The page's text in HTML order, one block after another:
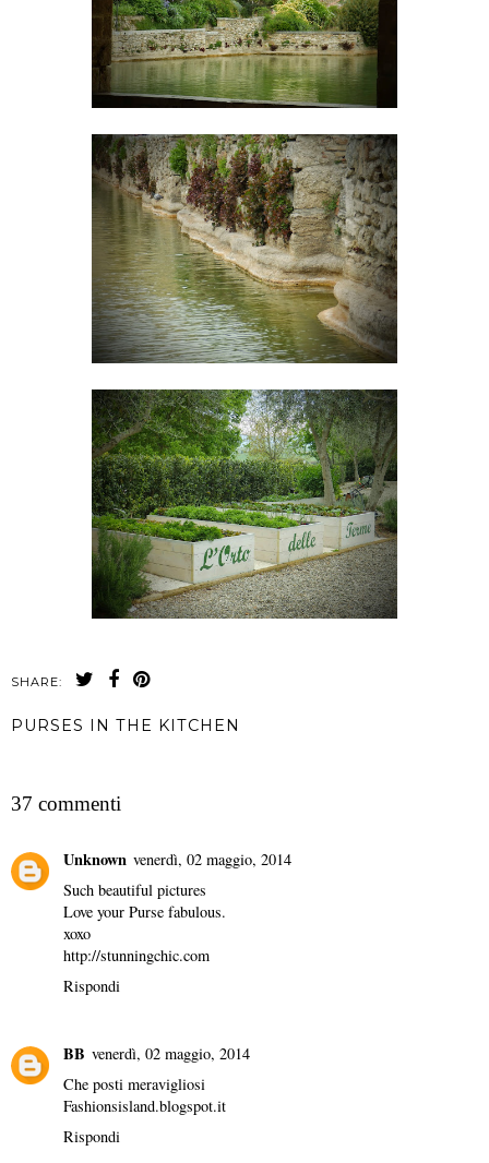
SHARE:
PURSES IN THE KITCHEN
37 commenti
Unknown venerdì, 02 maggio, 2014
Such beautiful pictures
Love your Purse fabulous.
xoxo
http://stunningchic.com
Rispondi
BB venerdì, 02 maggio, 2014
Che posti meravigliosi
Fashionsisland.blogspot.it
Rispondi